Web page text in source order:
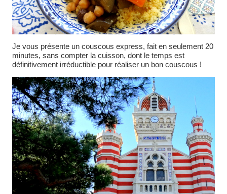
Je vous présente un couscous express, fait en seulement 20
minutes, sans compter la cuisson, dont le temps est
définitivement irréductible pour réaliser un bon couscous !